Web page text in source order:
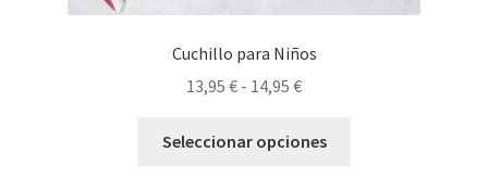
Cuchillo para Niños
13,95 € - 14,95 €Rango
precios:
Seleccionar opciones